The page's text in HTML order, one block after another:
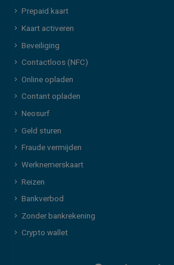
Prepaid kaart
Kaart activeren
Beveiliging
Contactloos (NFC)
Online opladen
Contant opladen
Neosurf
Geld sturen
Fraude vermijden
Werknemerskaart
Reizen
Bankverbod
Zonder bankrekening
Crypto wallet